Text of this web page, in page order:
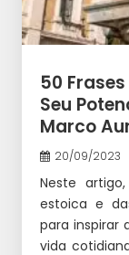
50
Seu
Marco
20/09/2023
Neste
estoica e
para inspirar
vida